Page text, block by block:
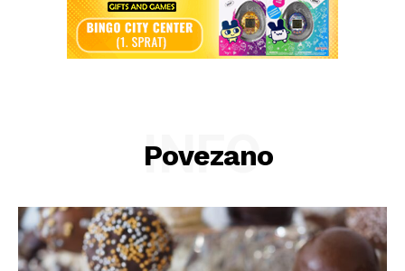
Povezano
INFO